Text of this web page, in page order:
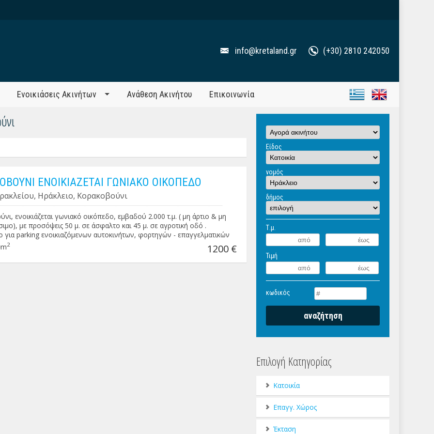
info@kretaland.gr (+30) 2810 242050
Ενοικιάσεις Ακινήτων Ανάθεση Ακινήτου Επικοινωνία
ΕΝΟΙΚΙΑΖΕΤΑΙ ΓΩΝΙΑΚΟ ΟΙΚΟΠΕΔΟ
Ηράκλειο, Κορακοβούνι
ενοικιάζεται γωνιακό οικόπεδο, εμβαδού 2.000 τ.μ. ( μη άρτιο & μη
με προσόψεις 50 μ. σε άσφαλτο και 45 μ. σε αγροτική οδό .
για parking ενοικιαζόμενων αυτοκινήτων, φορτηγών - επαγγελματικών
οικοδομικών υλικών κλπ . Μίσθωμα 1.200€
2 1200 €
Είδος
νομός
δήμος
Τ.μ.
Τιμή
κωδικός
Επιλογή Κατηγορίας
Κατοικία
Επαγγ. Χώρος
Έκταση